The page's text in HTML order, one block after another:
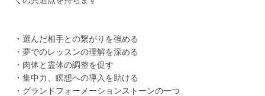
・選んだ相手との繋がりを強める
・夢でのレッスンの理解を深める
・肉体と霊体の調整を促す
・集中力、瞑想への導入を助ける
・グランドフォーメーションストーンの一つ